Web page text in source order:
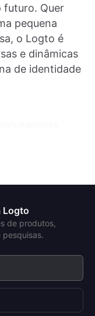
futuro. Quer
pequena
o Logto é
e dinâmicas
de identidade
Logto
de produtos,